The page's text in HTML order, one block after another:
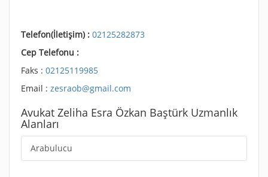
Telefon(İletişim) : 02125282873
Cep Telefonu :
Faks : 02125119985
Email : zesraob@gmail.com
Avukat Zeliha Esra Özkan Baştürk Uzmanlık
Alanları
Arabulucu